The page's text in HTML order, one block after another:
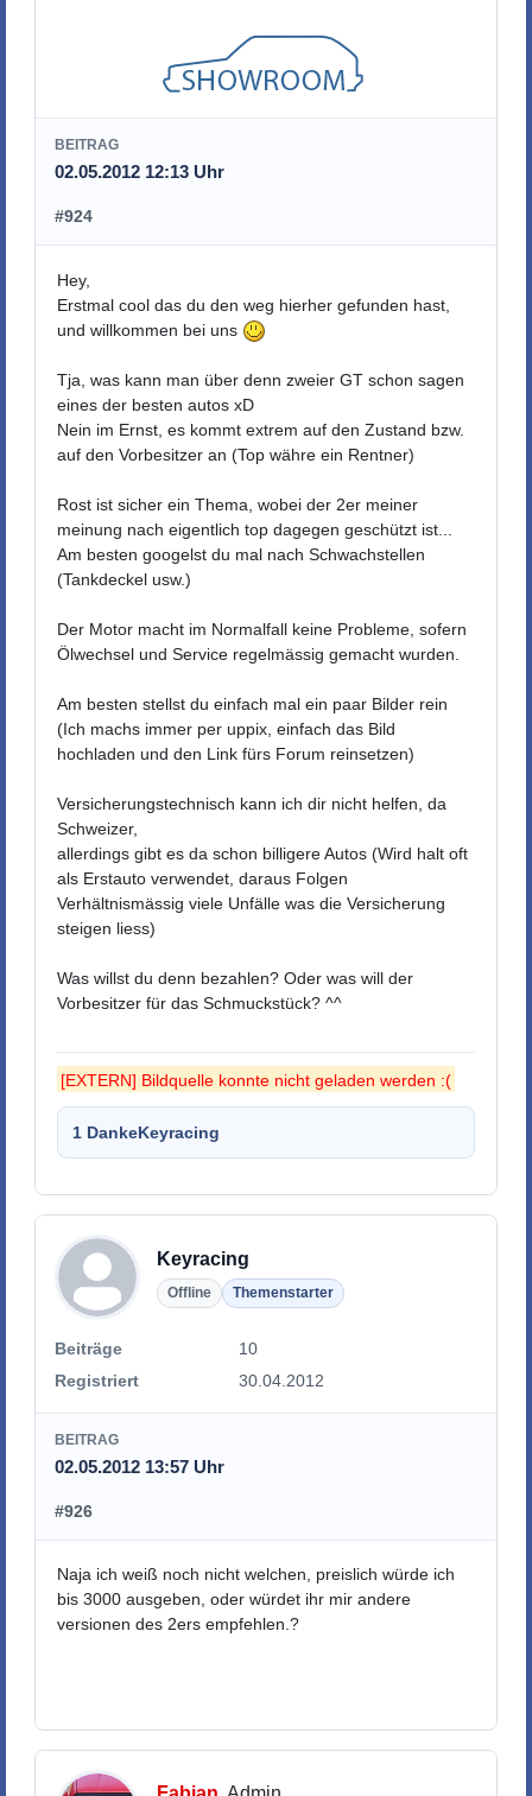
BEITRAG
02.05.2012 12:13 Uhr
#924
Hey,
Erstmal cool das du den weg hierher gefunden hast,
und willkommen bei uns
Tja, was kann man über denn zweier GT schon sagen
eines der besten autos xD
Nein im Ernst, es kommt extrem auf den Zustand bzw.
auf den Vorbesitzer an (Top währe ein Rentner)
Rost ist sicher ein Thema, wobei der 2er meiner
meinung nach eigentlich top dagegen geschützt ist...
Am besten googelst du mal nach Schwachstellen
(Tankdeckel usw.)
Der Motor macht im Normalfall keine Probleme, sofern
Ölwechsel und Service regelmässig gemacht wurden.
Am besten stellst du einfach mal ein paar Bilder rein
(Ich machs immer per uppix, einfach das Bild
hochladen und den Link fürs Forum reinsetzen)
Versicherungstechnisch kann ich dir nicht helfen, da
Schweizer,
allerdings gibt es da schon billigere Autos (Wird halt oft
als Erstauto verwendet, daraus Folgen
Verhältnismässig viele Unfälle was die Versicherung
steigen liess)
Was willst du denn bezahlen? Oder was will der
Vorbesitzer für das Schmuckstück? ^^
[EXTERN] Bildquelle konnte nicht geladen werden :(
1 DankeKeyracing
Keyracing
Offline Themenstarter
Beiträge
10
Registriert
30.04.2012
BEITRAG
02.05.2012 13:57 Uhr
#926
Naja ich weiß noch nicht welchen, preislich würde ich
bis 3000 ausgeben, oder würdet ihr mir andere
versionen des 2ers empfehlen.?